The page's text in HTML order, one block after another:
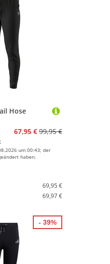
Hose
67,95 € 99,95 €
um 00:43; der
haben.
69,95 €
69,97 €
- 39%